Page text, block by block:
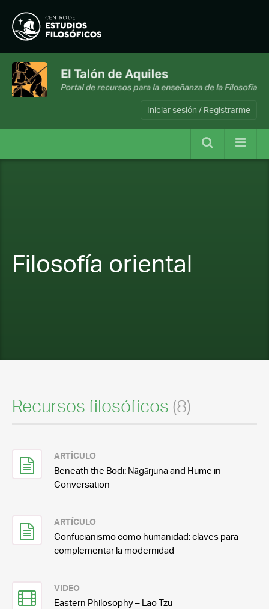
Iniciar sesión / Registrarme
Filosofía oriental
Recursos filosóficos (8)
ARTÍCULO
Beneath the Bodi: Nāgārjuna and Hume in
Conversation
ARTÍCULO
Confucianismo como humanidad: claves para
complementar la modernidad
VIDEO
Eastern Philosophy – Lao Tzu